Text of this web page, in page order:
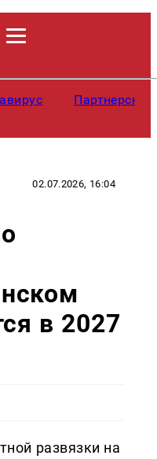
02.07.2026, 16:04
в 2027
развязки на